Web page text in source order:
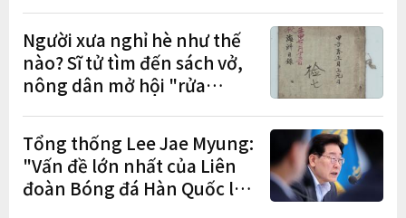
đơn đặt trước
Người xưa nghỉ hè như thế
nào? Sĩ tử tìm đến sách vở,
nông dân mở hội "rửa
Tổng thống Lee Jae Myung:
"Vấn đề lớn nhất của Liên
đoàn Bóng đá Hàn Quốc là